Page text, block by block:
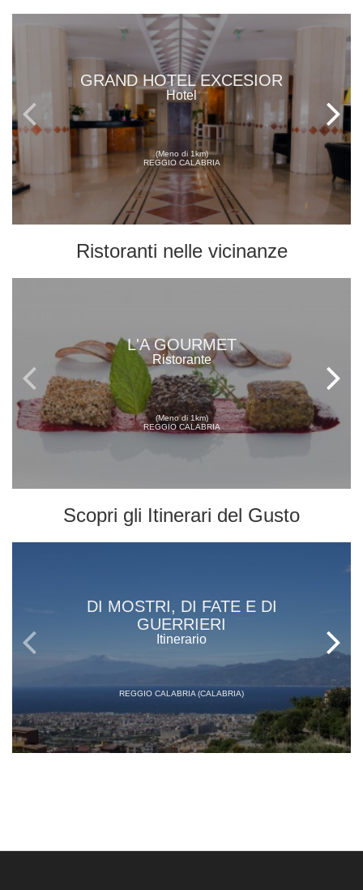
GRAND HOTEL EXCESIOR
Hotel
(Meno di 1km)
REGGIO CALABRIA
Ristoranti nelle vicinanze
L'A GOURMET
Ristorante
(Meno di 1km)
REGGIO CALABRIA
Scopri gli Itinerari del Gusto
DI MOSTRI, DI FATE E DI
GUERRIERI
Itinerario
REGGIO CALABRIA (CALABRIA)